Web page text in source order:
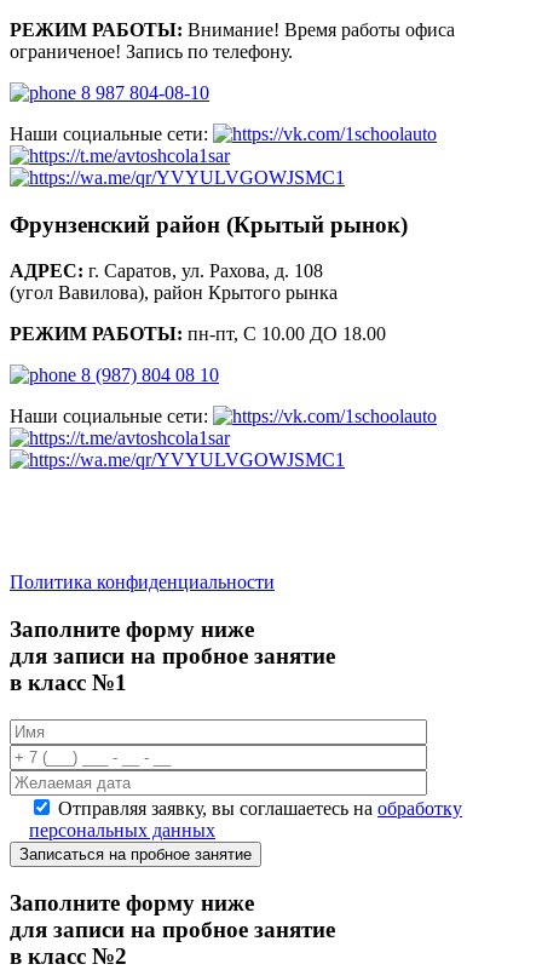
РЕЖИМ РАБОТЫ: Внимание! Время работы офиса
ограниченое! Запись по телефону.
8 987 804-08-10
Наши социальные сети:
Фрунзенский район (Крытый рынок)
АДРЕС: г. Саратов, ул. Рахова, д. 108
(угол Вавилова), район Крытого рынка
РЕЖИМ РАБОТЫ: пн-пт, С 10.00 ДО 18.00
8 (987) 804 08 10
Наши социальные сети:
Политика конфиденциальности
Заполните форму ниже
для записи на пробное занятие
в класс №1
Отправляя заявку, вы соглашаетесь на обработку
персональных данных
Записаться на пробное занятие
Заполните форму ниже
для записи на пробное занятие
в класс №2